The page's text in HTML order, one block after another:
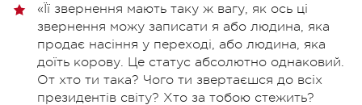
«Її звернення мають таку ж вагу, як ось ці
звернення можу записати я або людина, яка
продає насіння у переході, або людина, яка
доїть корову. Це статус абсолютно однаковий.
От хто ти така? Чого ти звертаєшся до всіх
президентів світу? Хто за тобою стежить?